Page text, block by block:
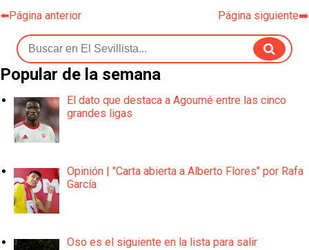
⬅️Página anterior Página siguiente➡️
Popular de la semana
El dato que destaca a Agoumé entre las cinco
grandes ligas
Opinión | "Carta abierta a Alberto Flores" por Rafa
García
Oso es el siguiente en la lista para salir